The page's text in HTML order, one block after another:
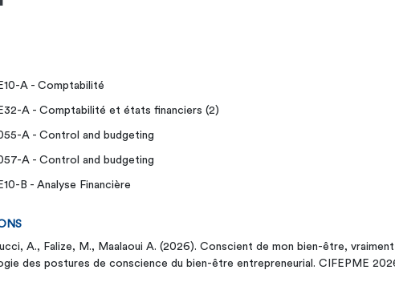
A - Comptabilité
A - Comptabilité et états financiers (2)
A - Control and budgeting
A - Control and budgeting
B - Analyse Financière
A., Falize, M., Maalaoui A. (2026). Conscient de mon bien-être, vraiment
des postures de conscience du bien-être entrepreneurial. CIFEPME